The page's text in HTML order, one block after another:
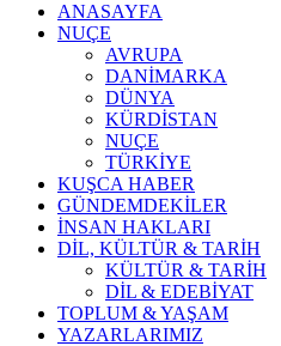
ANASAYFA
NUÇE
AVRUPA
DANİMARKA
DÜNYA
KÜRDİSTAN
NUÇE
TÜRKİYE
KUŞCA HABER
GÜNDEMDEKİLER
İNSAN HAKLARI
DİL, KÜLTÜR & TARİH
KÜLTÜR & TARİH
DİL & EDEBİYAT
TOPLUM & YAŞAM
YAZARLARIMIZ